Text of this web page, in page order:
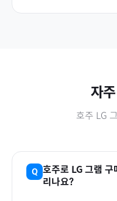
자
호주 LG
호주로 LG 그램 구
리나요?